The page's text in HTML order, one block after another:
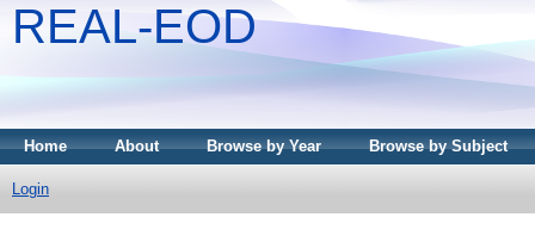
REAL-EOD
Home About Browse by Year Browse by Subject
Login